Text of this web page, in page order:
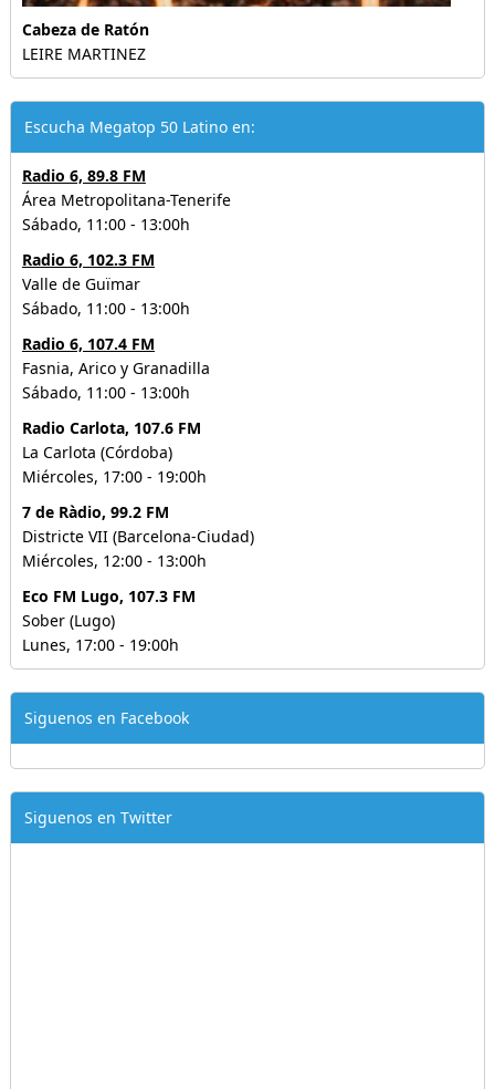
Cabeza de Ratón
LEIRE MARTINEZ
Escucha Megatop 50 Latino en:
Radio 6, 89.8 FM
Área Metropolitana-Tenerife
Sábado, 11:00 - 13:00h
Radio 6, 102.3 FM
Valle de Guïmar
Sábado, 11:00 - 13:00h
Radio 6, 107.4 FM
Fasnia, Arico y Granadilla
Sábado, 11:00 - 13:00h
Radio Carlota, 107.6 FM
La Carlota (Córdoba)
Miércoles, 17:00 - 19:00h
7 de Ràdio, 99.2 FM
Districte VII (Barcelona-Ciudad)
Miércoles, 12:00 - 13:00h
Eco FM Lugo, 107.3 FM
Sober (Lugo)
Lunes, 17:00 - 19:00h
Siguenos en Facebook
Siguenos en Twitter